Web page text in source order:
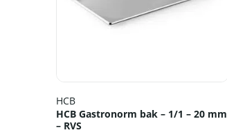
HCB
HCB Gastronorm bak – 1/1 – 20 mm
– RVS